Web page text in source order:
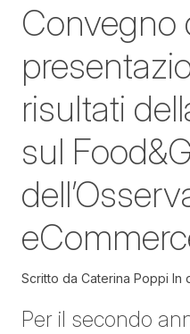
Convegno
risultati
sul
Scritto da Caterina Poppi In
Per il secondo